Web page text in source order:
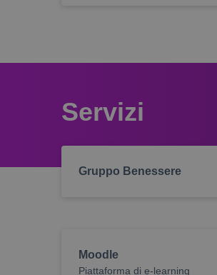
Servizi
Gruppo Benessere
Moodle
Piattaforma di e-learning